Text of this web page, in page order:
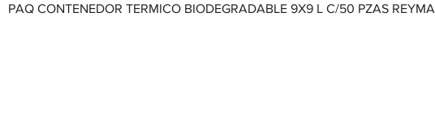
PAQ CONTENEDOR TERMICO BIODEGRADABLE 9X9 L C/50 PZAS REYMA